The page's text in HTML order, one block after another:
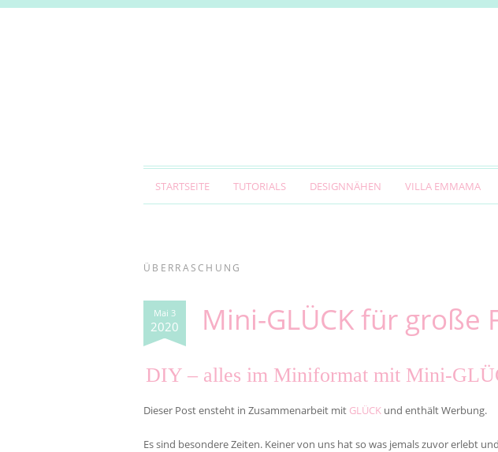
STARTSEITE TUTORIALS DESIGNNÄHEN VILLA EMMAMA
ÜBERRASCHUNG
Mai 3
2020 Mini-GLÜCK für große
DIY – alles im Miniformat mit Mini-
Dieser Post ensteht in Zusammenarbeit mit GLÜCK und enthält Werbung.
Es sind besondere Zeiten. Keiner von uns hat so was jemals zuvor erlebt